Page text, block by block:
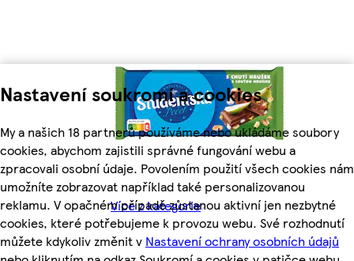
Nastavení soukromí a cookies
My a našich 18 partnerů používáme nebo ukládáme soubory
cookies, abychom zajistili správné fungování webu a
zpracovali osobní údaje. Povolením použití všech cookies nám
umožníte zobrazovat například také personalizovanou
reklamu. V opačném případě zůstanou aktivní jen nezbytné
cookies, které potřebujeme k provozu webu. Své rozhodnutí
můžete kdykoliv změnit v Nastavení ochrany osobních údajů
Více z kategorie